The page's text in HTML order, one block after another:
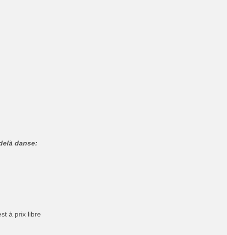
danse:
à prix libre